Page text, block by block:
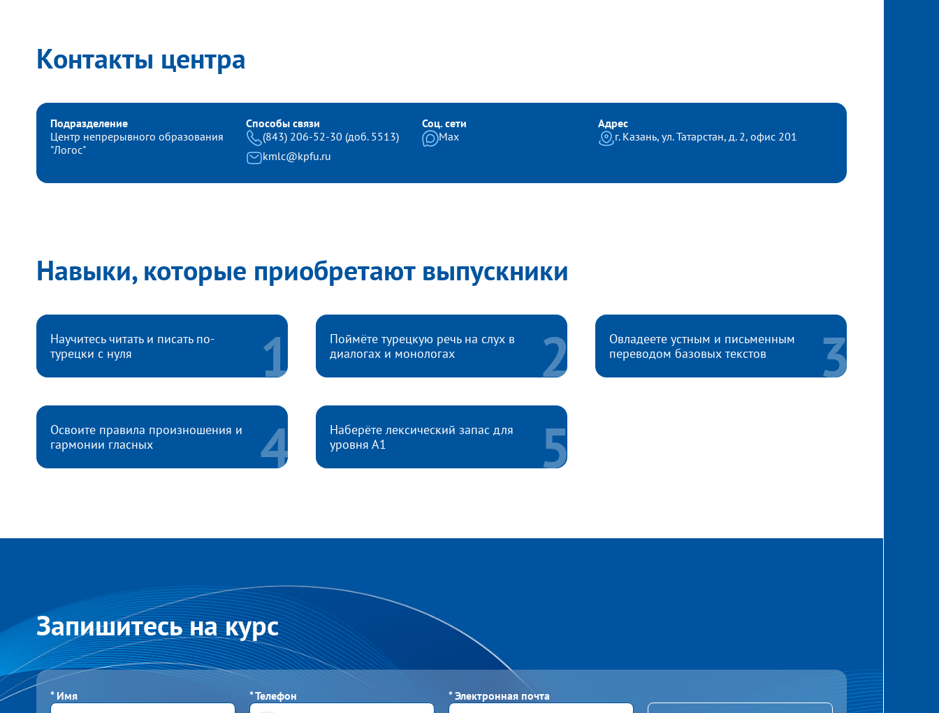
Контакты центра
Подразделение
Центр непрерывного образования
"Логос"
Способы связи
(843) 206-52-30 (доб. 5513)
kmlc@kpfu.ru
Соц. сети
Max
Адрес
г. Казань, ул. Татарстан, д. 2, офис 201
Навыки, которые приобретают выпускники
Научитесь читать и писать по-
турецки с нуля
Поймёте турецкую речь на слух в
диалогах и монологах
Овладеете устным и письменным
переводом базовых текстов
Освоите правила произношения и
гармонии гласных
Наберёте лексический запас для
уровня А1
Запишитесь на курс
*Имя *Телефон *Электронная почта